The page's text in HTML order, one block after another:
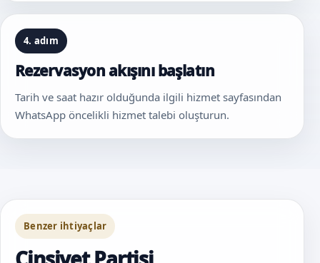
4. adım
Rezervasyon akışını başlatın
Tarih ve saat hazır olduğunda ilgili hizmet sayfasından
WhatsApp öncelikli hizmet talebi oluşturun.
Benzer ihtiyaçlar